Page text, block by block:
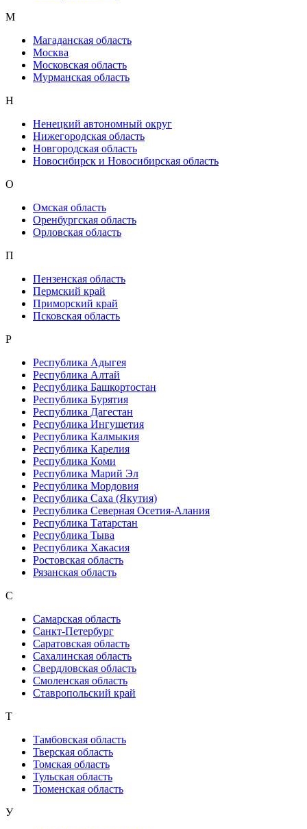
М
Магаданская область
Москва
Московская область
Мурманская область
Н
Ненецкий автономный округ
Нижегородская область
Новгородская область
Новосибирск и Новосибирская область
О
Омская область
Оренбургская область
Орловская область
П
Пензенская область
Пермский край
Приморский край
Псковская область
Р
Республика Адыгея
Республика Алтай
Республика Башкортостан
Республика Бурятия
Республика Дагестан
Республика Ингушетия
Республика Калмыкия
Республика Карелия
Республика Коми
Республика Марий Эл
Республика Мордовия
Республика Саха (Якутия)
Республика Северная Осетия-Алания
Республика Татарстан
Республика Тыва
Республика Хакасия
Ростовская область
Рязанская область
С
Самарская область
Санкт-Петербург
Саратовская область
Сахалинская область
Свердловская область
Смоленская область
Ставропольский край
Т
Тамбовская область
Тверская область
Томская область
Тульская область
Тюменская область
У